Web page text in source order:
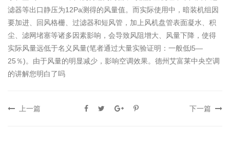
滤器等出口静压为12Pa测得的风量值。而实际使用中，暗装机组因
要加进、回风格栅、过滤器和短风管，加上风机盘管表面凝水、积
尘、滤网堵塞等诸多因素影响，会导致风阻增大、风量下降，使得
实际风量远低于名义风量(笔者通过大量实验证明：一般低l5—
25％)。由于风量的明显减少，影响空调效果。德州艾富莱中央空调
的讲解您明白了吗
上一篇 下一篇